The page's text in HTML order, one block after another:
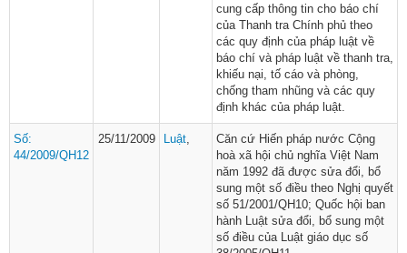
cung cấp thông tin cho báo chí
của Thanh tra Chính phủ theo
các quy định của pháp luật về
báo chí và pháp luật về thanh tra,
khiếu nại, tố cáo và phòng,
chống tham nhũng và các quy
định khác của pháp luật.
Số:
44/2009/QH12
25/11/2009 Luật
Căn cứ Hiến pháp nước Cộng
hoà xã hội chủ nghĩa Việt Nam
năm 1992 đã được sửa đổi, bổ
sung một số điều theo Nghị quyết
số 51/2001/QH10; Quốc hội ban
hành Luật sửa đổi, bổ sung một
số điều của Luật giáo dục số